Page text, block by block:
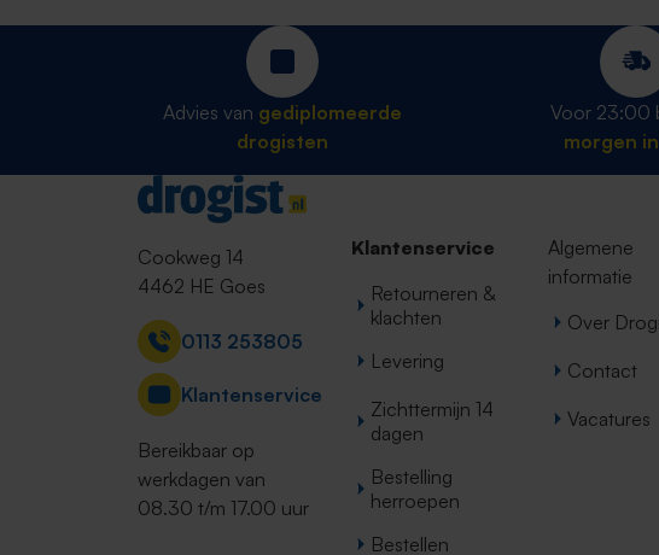
Advies van gediplomeerde
drogisten
Voor 23:00
morgen
Contact
Cookweg 14
4462 HE Goes
0113 253805
Klantenservice
Bereikbaar op
werkdagen van
08.30 t/m 17.00 uur
Klantenservice
Retourneren &
klachten
Levering
Zichttermijn 14
dagen
Bestelling
herroepen
Bestellen
Algemene
informatie
Over
Contact
Vacatures